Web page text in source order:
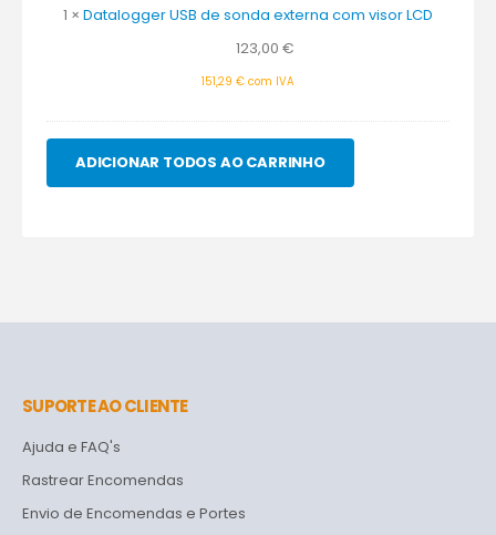
externa
visor
LCD
1 × Datalogger USB de sonda externa com visor LCD
123,00 €
151,29 € com IVA
ADICIONAR TODOS AO CARRINHO
SUPORTE AO CLIENTE
Ajuda e FAQ's
Rastrear Encomendas
Envio de Encomendas e Portes